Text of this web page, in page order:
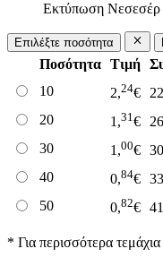
Εκτύπωση Νεσεσέρ
Επιλέξτε ποσότητα
Ποσότητα Τιμή
10
2,24€
20
1,31 €
30
1,00€
40
0,84€
50
0,82€
* Για περισσότερα